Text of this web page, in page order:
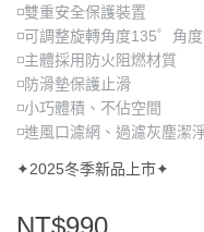
◽雙重安全保護裝置
◽可調整旋轉角度135゜角
◽主體採用防火阻燃材質
◽防滑墊保護止滑
◽小巧體積、不佔空間
◽進風口濾網、過濾灰塵潔
✦2025冬季新品上市✦
NT$990